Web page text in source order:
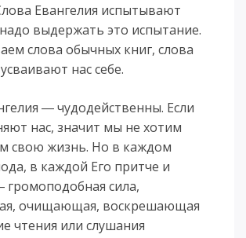
Евангелия испытывают
выдержать это испытание.
слова обычных книг, слова
нас себе.
― чудодейственны. Если
нас, значит мы не хотим
свою жизнь. Но в каждом
в каждой Его притче и
сила,
очищающая, воскрешающая
чтения или слушания